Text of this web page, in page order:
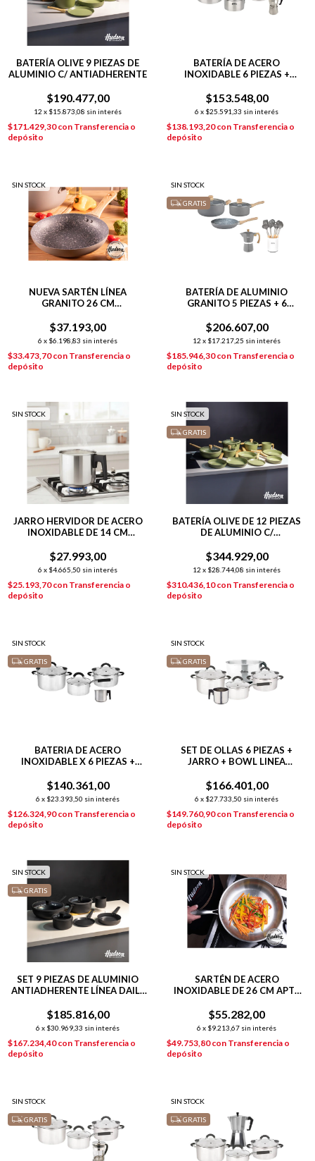
BATERÍA OLIVE 9 PIEZAS DE
ALUMINIO C/ ANTIADHERENTE
$190.477,00
12 x $15.873,08 sin interés
$171.429,30con Transferencia o
depósito
BATERÍA DE ACERO
INOXIDABLE 6 PIEZAS +
POCILLOS
$153.548,00
6 x $25.591,33 sin interés
$138.193,20con Transferencia o
depósito
SIN STOCK
NUEVA SARTÉN LÍNEA
GRANITO 26 CM
$37.193,00
6 x $6.198,83 sin interés
$33.473,70con Transferencia o
depósito
SIN STOCK
GRATIS
BATERÍA DE ALUMINIO
GRANITO 5 PIEZAS + 6
$206.607,00
12 x $17.217,25 sin interés
$185.946,30con Transferencia o
depósito
SIN STOCK
JARRO HERVIDOR DE ACERO
INOXIDABLE DE 14 CM
$27.993,00
6 x $4.665,50 sin interés
$25.193,70con Transferencia o
depósito
SIN STOCK
GRATIS
BATERÍA OLIVE DE 12 PIEZAS
DE ALUMINIO C/
$344.929,00
12 x $28.744,08 sin interés
$310.436,10con Transferencia o
depósito
SIN STOCK
GRATIS
BATERIA DE ACERO
INOXIDABLE X 6 PIEZAS +
INOXIDABLE
$140.361,00
6 x $23.393,50 sin interés
$126.324,90con Transferencia o
depósito
SIN STOCK
GRATIS
SET DE OLLAS 6 PIEZAS +
JARRO + BOWL LINEA
$166.401,00
6 x $27.733,50 sin interés
$149.760,90con Transferencia o
depósito
SIN STOCK
GRATIS
SET 9 PIEZAS DE ALUMINIO
ANTIADHERENTE LÍNEA DAILY
$185.816,00
6 x $30.969,33 sin interés
$167.234,40con Transferencia o
depósito
SIN STOCK
SARTÉN DE ACERO
INOXIDABLE DE 26 CM APTA
$55.282,00
6 x $9.213,67 sin interés
$49.753,80con Transferencia o
depósito
SIN STOCK
GRATIS
SIN STOCK
GRATIS